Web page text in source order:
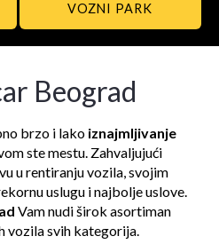
VOZNI PARK
Beograd
brzo i lako iznajmljivanje
ste mestu. Zahvaljujući
u rentiranju vozila, svojim
uslugu i najbolje uslove.
Vam nudi širok asortiman
vozila svih kategorija.